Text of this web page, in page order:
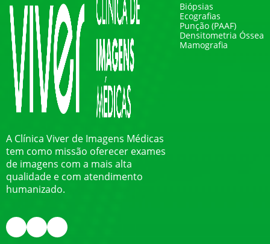
A Clínica Viver de Imagens Médicas
tem como missão oferecer exames
de imagens com a mais alta
qualidade e com atendimento
humanizado.
Biópsias
Ecografias
Punção (PAAF)
Densitometria Óssea
Mamografia